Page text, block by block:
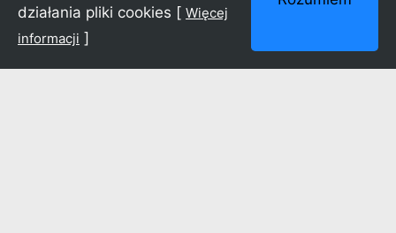
działania pliki cookies [ Więcej
informacji ]